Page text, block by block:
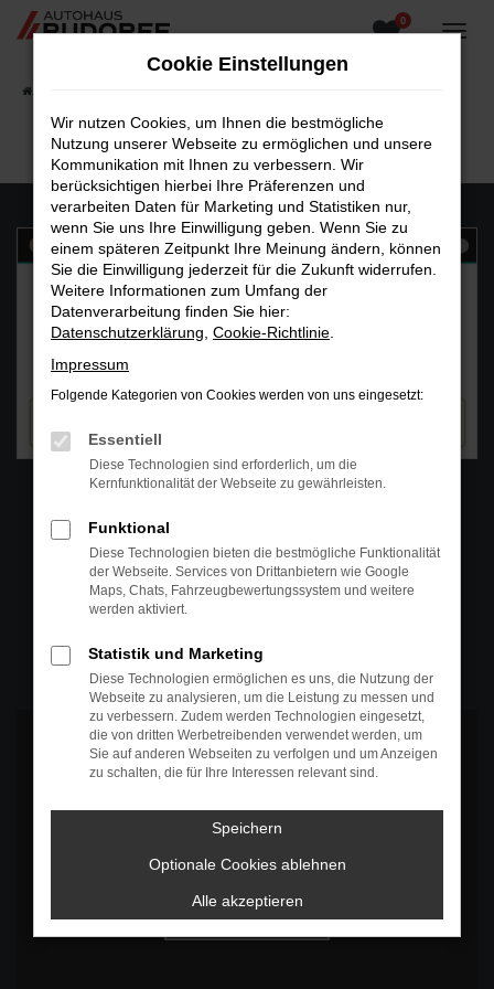
Zum
0
WhatsAPP
Telefon
+49 4295 557
Öffnungszeiten
MO-DO: 07:30 bis 18:00 Uhr
FR: 07:30 bis 17:30 Uhr
Es wird versucht, Inhalte vonwww.google.comzu laden. Dabei
können Daten an Dritte weitergegeben werden. Wenn Sie damit
Bestätigen
Cookie Einstellungen
Wir nutzen Cookies, um Ihnen die bestmögliche
Nutzung unserer Webseite zu ermöglichen und unsere
Kommunikation mit Ihnen zu verbessern. Wir
berücksichtigen hierbei Ihre Präferenzen und
verarbeiten Daten für Marketing und Statistiken nur,
wenn Sie uns Ihre Einwilligung geben. Wenn Sie zu
einem späteren Zeitpunkt Ihre Meinung ändern, können
Sie die Einwilligung jederzeit für die Zukunft widerrufen.
Weitere Informationen zum Umfang der
Datenverarbeitung finden Sie hier:
Datenschutzerklärung Cookie-Richtlinie
Impressum
Folgende Kategorien von Cookies werden von uns eingesetzt:
Essentiell
Diese Technologien sind erforderlich, um die
Kernfunktionalität der Webseite zu gewährleisten.
Funktional
Diese Technologien bieten die bestmögliche Funktionalität
der Webseite. Services von Drittanbietern wie Google
Maps, Chats, Fahrzeugbewertungssystem und weitere
werden aktiviert.
Statistik und Marketing
Diese Technologien ermöglichen es uns, die Nutzung der
Webseite zu analysieren, um die Leistung zu messen und
zu verbessern. Zudem werden Technologien eingesetzt,
die von dritten Werbetreibenden verwendet werden, um
Sie auf anderen Webseiten zu verfolgen und um Anzeigen
zu schalten, die für Ihre Interessen relevant sind.
Speichern
Optionale Cookies ablehnen
Alle akzeptieren